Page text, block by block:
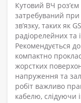
Кутовий ВЧ
затребуваний при
зв’язку, таких як
радіорелейних та
Рекомендується
компактно
жорстких
напруження та
робіт важливо
кабелю, слідуючи